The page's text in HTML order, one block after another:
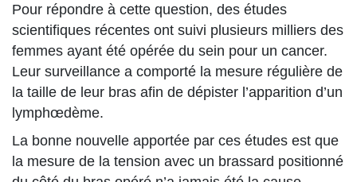
Pour répondre à cette question, des études
scientifiques récentes ont suivi plusieurs milliers des
femmes ayant été opérée du sein pour un cancer.
Leur surveillance a comporté la mesure régulière de
la taille de leur bras afin de dépister l’apparition d’un
lymphœdème.
La bonne nouvelle apportée par ces études est que
la mesure de la tension avec un brassard positionné